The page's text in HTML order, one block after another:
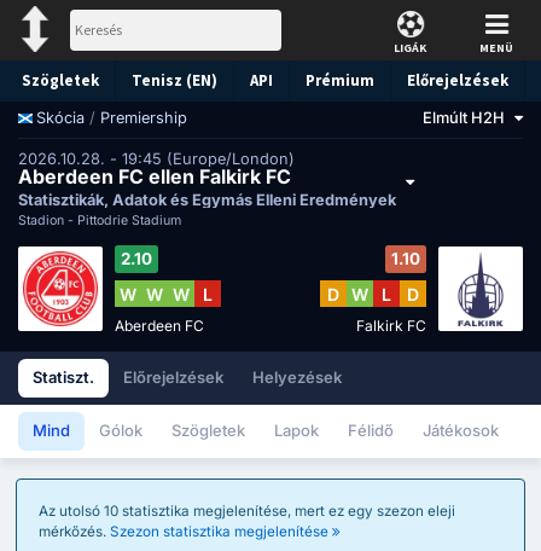
LIGÁK MENÜ
Szögletek Tenisz (EN) API Prémium Előrejelzések
Skócia / Premiership Elmúlt H2H
2026.10.28. - 19:45 (Europe/London)
Aberdeen FC ellen Falkirk FC
Statisztikák, Adatok és Egymás Elleni Eredmények
Stadion - Pittodrie Stadium
2.10
W W W L
Aberdeen FC
1.10
D W L D
Falkirk FC
Statiszt. Előrejelzések Helyezések
Mind Gólok Szögletek Lapok Félidő Játékosok
Az utolsó 10 statisztika megjelenítése, mert ez egy szezon eleji
mérkőzés. Szezon statisztika megjelenítése